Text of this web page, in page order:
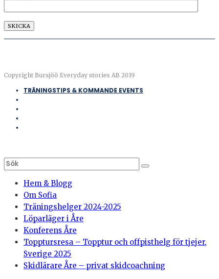
Copyright Bursjöö Everyday stories AB 2019
TRÄNINGSTIPS & KOMMANDE EVENTS
Hem & Blogg
Om Sofia
Träningshelger 2024-2025
Löparläger i Åre
Konferens Åre
Topptursresa – Topptur och offpisthelg för tjejer,
Sverige 2025
Skidlärare Åre – privat skidcoachning